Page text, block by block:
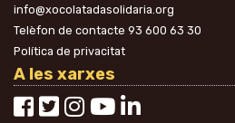
info@xocolatadasolidaria.org
Telèfon de contacte 93 600 63 30
Política de privacitat
A les xarxes